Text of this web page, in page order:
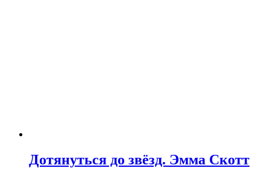
Дотянуться до звёзд. Эмма Скотт